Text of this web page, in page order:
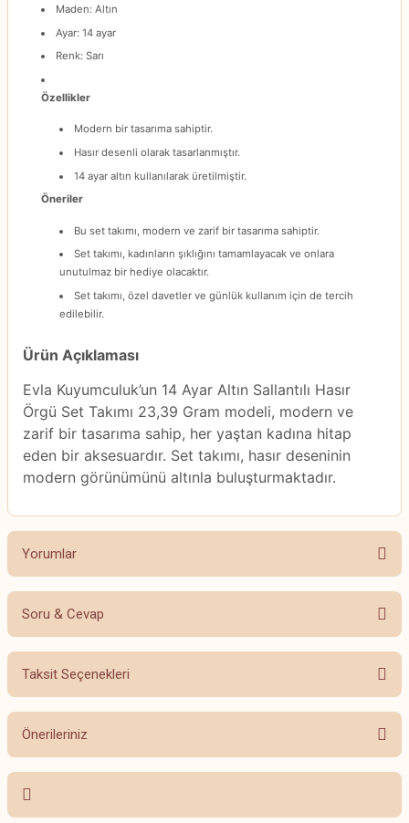
Maden: Altın
Ayar: 14 ayar
Renk: Sarı
Özellikler
Modern bir tasarıma sahiptir.
Hasır desenli olarak tasarlanmıştır.
14 ayar altın kullanılarak üretilmiştir.
Öneriler
Bu set takımı, modern ve zarif bir tasarıma sahiptir.
Set takımı, kadınların şıklığını tamamlayacak ve onlara
unutulmaz bir hediye olacaktır.
Set takımı, özel davetler ve günlük kullanım için de tercih
edilebilir.
Ürün Açıklaması
Evla Kuyumculuk’un 14 Ayar Altın Sallantılı Hasır
Örgü Set Takımı 23,39 Gram modeli, modern ve
zarif bir tasarıma sahip, her yaştan kadına hitap
eden bir aksesuardır. Set takımı, hasır deseninin
modern görünümünü altınla buluşturmaktadır.
Yorumlar
Bu ürüne ilk yorumu siz yapın!
Soru & Cevap
Ürün hakkında henüz soru sorulmamış.
Taksit Seçenekleri
Önerileriniz
Bu ürünün fiyat bilgisi, resim, ürün açıklamalarında ve diğer konularda
yetersiz gördüğünüz noktaları öneri formunu kullanarak tarafımıza
iletebilirsiniz.